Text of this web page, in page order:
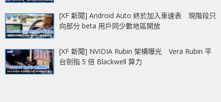
[XF 新聞] Android Auto 終於加入車速表 現階段只
向部分 beta 用戶同少數地區開放
[XF 新聞] NVIDIA Rubin 架構曝光 Vera Rubin 平
台劍指 5 倍 Blackwell 算力